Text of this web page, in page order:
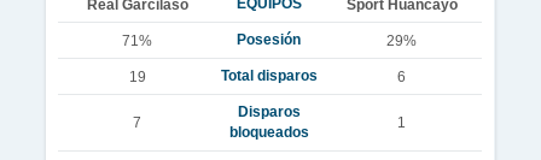
Real Garcilaso EQUIPOS Sport Huancayo
71% Posesión 29%
19 Total disparos 6
7
Disparos
bloqueados
1